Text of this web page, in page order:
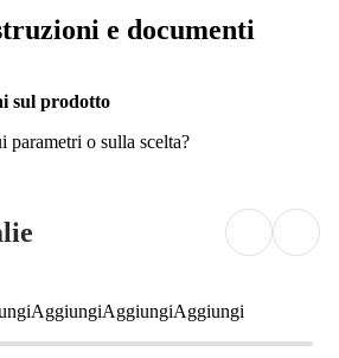
e documenti
sul prodotto
o sulla scelta?
AggiungiAggiungiAggiungi